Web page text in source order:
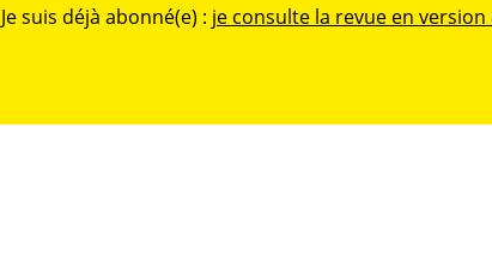
Je suis déjà abonné(e) : je consulte la revue en